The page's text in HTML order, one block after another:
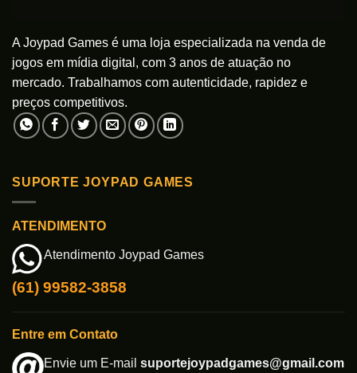
A Joypad Games é uma loja especializada na venda de
jogos em mídia digital, com 3 anos de atuação no
mercado. Trabalhamos com autenticidade, rapidez e
preços competitivos.
SUPORTE JOYPAD GAMES
ATENDIMENTO
Atendimento Joypad Games
(61) 99582-3858
Entre em Contato
Envie um E-mail suportejoypadgames@gmail.com